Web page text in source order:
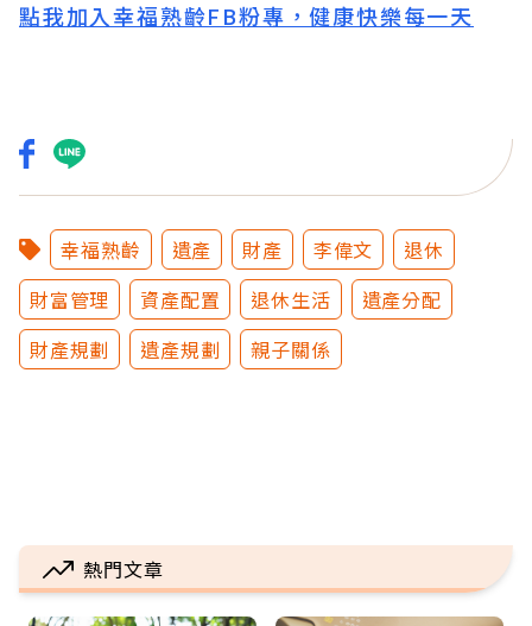
點我加入幸福熟齡FB粉專，健康快樂每一天
幸福熟齡 遺產 財產 李偉文
退休
財富管理
資產配置 退休生活
遺產分配
財產規劃
遺產規劃 親子關係
熱門文章